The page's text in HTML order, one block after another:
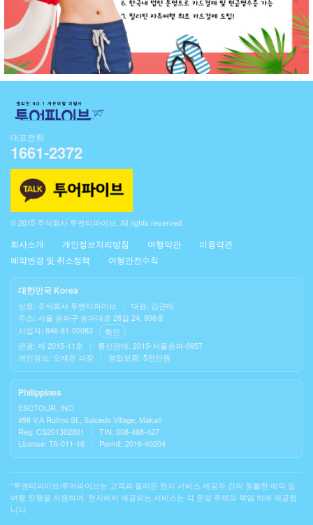
대표전화
1661-2372
© 2015 주식회사 투엔티파이브. All rights reserved.
회사소개 개인정보처리방침 여행약관
이용약관
예약변경 및 취소정책
여행안전수칙
대한민국 Korea
상호: 주식회사 투엔티파이브 |
대표: 김근태
주소: 서울 송파구 송파대로 28길 24, 906호
사업자: 846-81-00083
확인
관광: 제 2015-11호
|
통신판매: 2015-서울송파-0957
개인정보: 오재은 과장
| 영업보증: 5천만원
Philippines
ESCTOUR, INC
#98 V.A Rufino St., Salcedo Village, Makati
Reg: CS201302801
|
TIN: 008-468-427
License: TA-011-16
| Permit: 2016-40204
*투엔티파이브/투어파이브는 고객과 필리핀 현지 서비스 제공자 간의 원활한 예약 및
여행 진행을 지원하며, 현지에서 제공되는 서비스는 각 운영 주체의 책임 하에 제공됩
니다.